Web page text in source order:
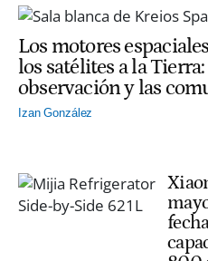
Los motores
los satélites a la
observación y las
Izan González